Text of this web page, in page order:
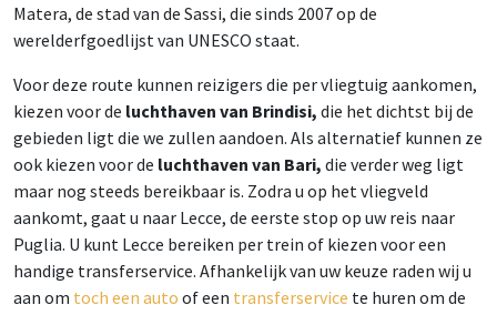
Matera, de stad van de Sassi, die sinds 2007 op de
werelderfgoedlijst van UNESCO staat.
Voor deze route kunnen reizigers die per vliegtuig aankomen,
kiezen voor de luchthaven van Brindisi, die het dichtst bij de
gebieden ligt die we zullen aandoen. Als alternatief kunnen ze
ook kiezen voor de luchthaven van Bari, die verder weg ligt
maar nog steeds bereikbaar is. Zodra u op het vliegveld
aankomt, gaat u naar Lecce, de eerste stop op uw reis naar
Puglia. U kunt Lecce bereiken per trein of kiezen voor een
handige transferservice. Afhankelijk van uw keuze raden wij u
aan om toch een auto of een transferservice te huren om de